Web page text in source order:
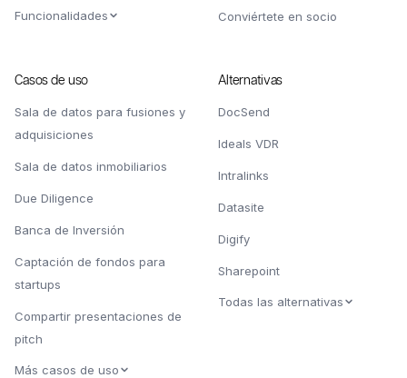
Funcionalidades Conviértete en socio
Casos de uso
Sala de datos para fusiones y
adquisiciones
Sala de datos inmobiliarios
Due Diligence
Banca de Inversión
Captación de fondos para
startups
Compartir presentaciones de
pitch
Más casos de uso
Alternativas
DocSend
Ideals VDR
Intralinks
Datasite
Digify
Sharepoint
Todas las alternativas